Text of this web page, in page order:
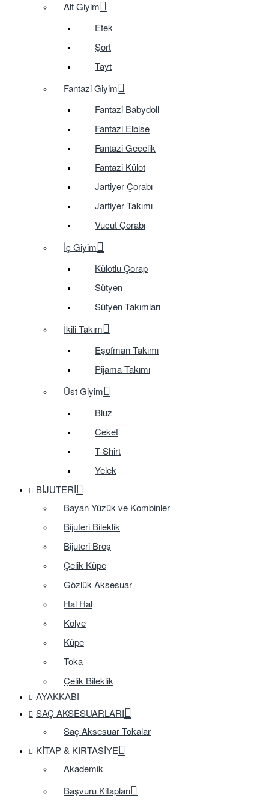
Alt Giyim
Etek
Şort
Tayt
Fantazi Giyim
Fantazi Babydoll
Fantazi Elbise
Fantazi Gecelik
Fantazi Külot
Jartiyer Çorabı
Jartiyer Takımı
Vucut Çorabı
İç Giyim
Külotlu Çorap
Sütyen
Sütyen Takımları
İkili Takım
Eşofman Takımı
Pijama Takımı
Üst Giyim
Bluz
Ceket
T-Shirt
Yelek
BIJUTERI
Bayan Yüzük ve Kombinler
Bijuteri Bileklik
Bijuteri Broş
Çelik Küpe
Gözlük Aksesuar
Hal Hal
Kolye
Küpe
Toka
Çelik Bileklik
AYAKKABI
SAÇ AKSESUARLARI
Saç Aksesuar Tokalar
KITAP & KIRTASIYE
Akademik
Başvuru Kitapları